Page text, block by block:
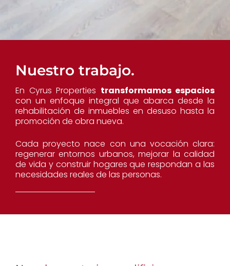
Nuestro trabajo.
En Cyrus Properties transformamos espacios
con un enfoque integral que abarca desde la
rehabilitación de inmuebles en desuso hasta la
promoción de obra nueva.
Cada proyecto nace con una vocación clara:
regenerar entornos urbanos, mejorar la calidad
de vida y construir hogares que respondan a las
necesidades reales de las personas.